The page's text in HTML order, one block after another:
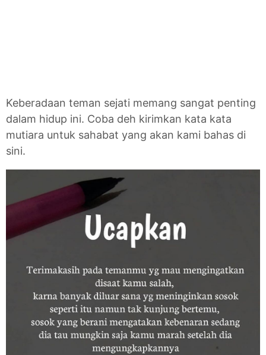
Keberadaan teman sejati memang sangat penting
dalam hidup ini. Coba deh kirimkan kata kata
mutiara untuk sahabat yang akan kami bahas di
sini.